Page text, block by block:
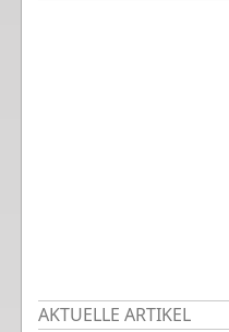
AKTUELLE ARTIKEL